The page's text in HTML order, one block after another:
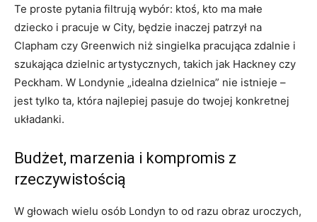
Te proste pytania filtrują wybór: ktoś, kto ma małe
dziecko i pracuje w City, będzie inaczej patrzył na
Clapham czy Greenwich niż singielka pracująca zdalnie i
szukająca dzielnic artystycznych, takich jak Hackney czy
Peckham. W Londynie „idealna dzielnica” nie istnieje –
jest tylko ta, która najlepiej pasuje do twojej konkretnej
układanki.
Budżet, marzenia i kompromis z
rzeczywistością
W głowach wielu osób Londyn to od razu obraz uroczych,